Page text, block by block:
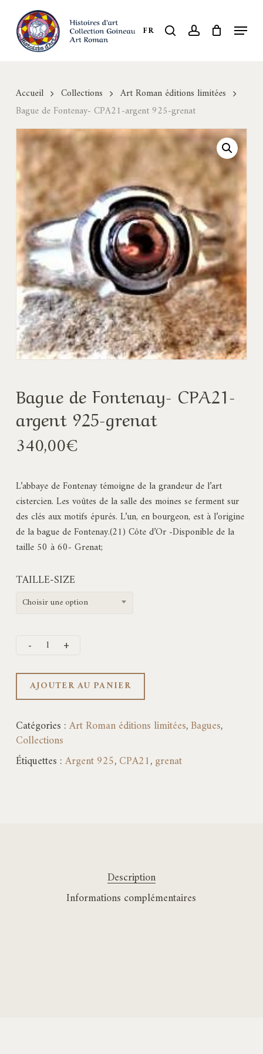
main
content
FR search account Menu
Accueil Collections
Art Roman éditions limitées
Bague de Fontenay- CPA21-argent 925-grenat
Bague de Fontenay- CPA21-
argent 925-grenat
340,00€
L’abbaye de Fontenay témoigne de la grandeur de l’art
cistercien. Les voûtes de la salle des moines se ferment sur
des clés aux motifs épurés. L’un, en bourgeon, est à l’origine
de la bague de Fontenay.(21) Côte d’Or -Disponible de la
taille 50 à 60- Grenat;
TAILLE-SIZE
Choisir une option
AJOUTER AU PANIER
Catégories :Art Roman éditions limitées,Bagues,
Collections
Étiquettes :Argent 925,CPA21,grenat
Description
Informations complémentaires
Close